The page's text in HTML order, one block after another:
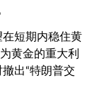
短期内稳住黄
黄金的重大利
出“特朗普交